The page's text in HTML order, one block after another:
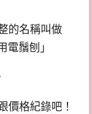
的名稱叫做
電鬚刨」
價格紀錄吧！